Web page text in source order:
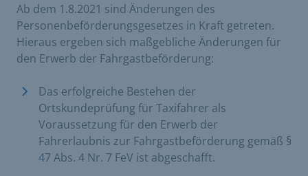
Ab dem 1.8.2021 sind Änderungen des
Personenbeförderungsgesetzes in Kraft getreten.
Hieraus ergeben sich maßgebliche Änderungen für
den Erwerb der Fahrgastbeförderung:
Das erfolgreiche Bestehen der
Ortskundeprüfung für Taxifahrer als
Voraussetzung für den Erwerb der
Fahrerlaubnis zur Fahrgastbeförderung gemäß §
47 Abs. 4 Nr. 7 FeV ist abgeschafft.